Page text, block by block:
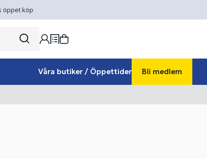
öppet köp
Våra butiker / Öppettider Bli medlem